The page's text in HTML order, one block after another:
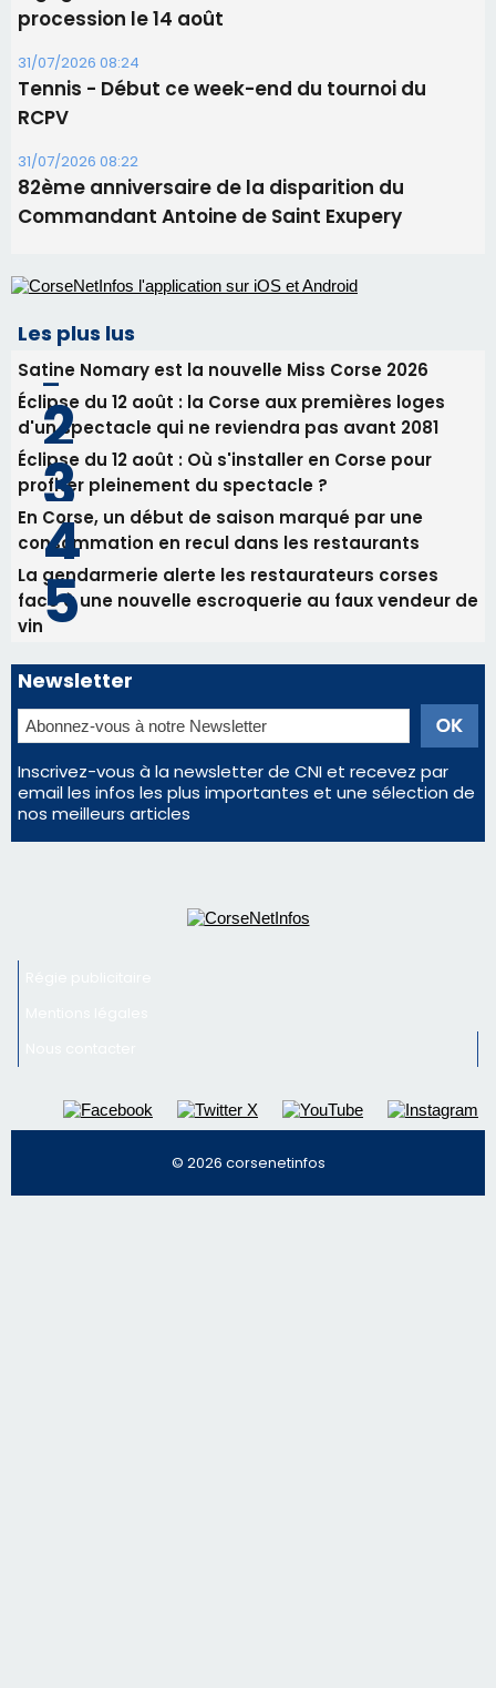
31/07/2026 08:24
Tennis - Début ce week-end du tournoi du
RCPV
31/07/2026 08:22
Commandant Antoine de Saint Exupery
Les plus lus
Éclipse du 12 août : la Corse aux premières loges
d'un spectacle qui ne reviendra pas avant 2081
Éclipse du 12 août : Où s'installer en Corse pour
profiter pleinement du spectacle ?
En Corse, un début de saison marqué par une
consommation en recul dans les restaurants
La gendarmerie alerte les restaurateurs corses
face à une nouvelle escroquerie au faux vendeur de
vin
Newsletter
Inscrivez-vous à la newsletter de CNI et recevez par
email les infos les plus importantes et une sélection de
nos meilleurs articles
© 2026 corsenetinfos